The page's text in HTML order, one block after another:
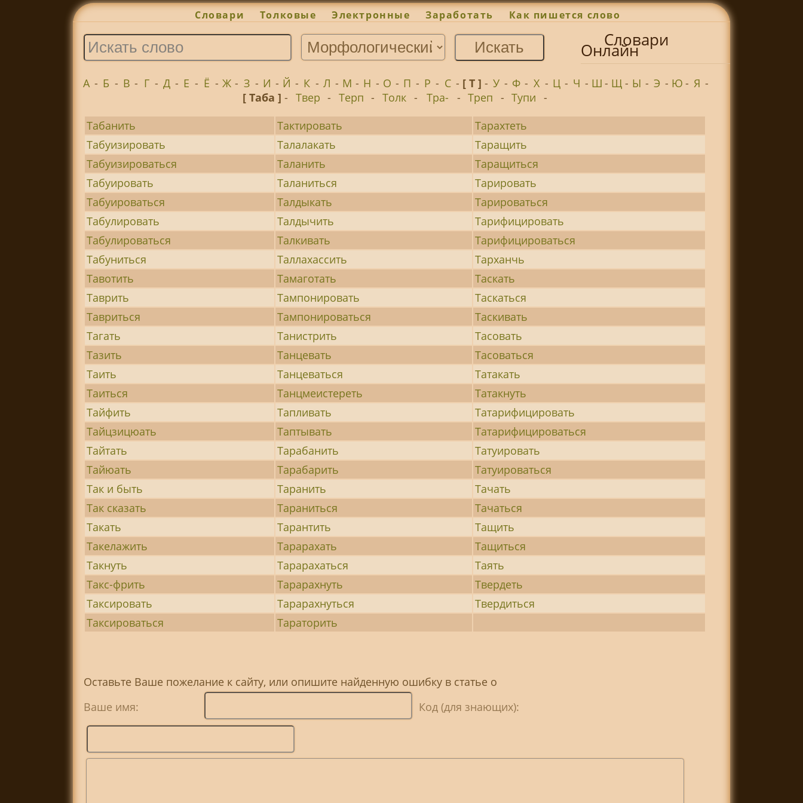
Словари Толковые Электронные Заработать Как пишется слово
Словари
Онлайн
А - Б - В - Г - Д - Е - Ё - Ж - З - И - Й - К - Л - М - Н - О - П - Р - С - [ Т ] - У - Ф - Х - Ц - Ч - Ш - Щ - Ы - Э - Ю- Я -
[ Таба ]- Твер - Терп - Толк - Тра- - Треп - Тупи -
Табанить
Тактировать
Тарахтеть
Табуизировать
Талалакать
Таращить
Табуизироваться
Таланить
Таращиться
Табуировать
Таланиться
Тарировать
Табуироваться
Талдыкать
Тарироваться
Табулировать
Талдычить
Тарифицировать
Табулироваться
Талкивать
Тарифицироваться
Табуниться
Таллахассить
Тарханчь
Тавотить
Тамаготать
Таскать
Таврить
Тампонировать
Таскаться
Тавриться
Тампонироваться
Таскивать
Тагать
Танистрить
Тасовать
Тазить
Танцевать
Тасоваться
Таить
Танцеваться
Татакать
Таиться
Танцмеистереть
Татакнуть
Тайфить
Тапливать
Татарифицировать
Тайцзицюать
Таптывать
Татарифицироваться
Тайтать
Тарабанить
Татуировать
Тайюать
Тарабарить
Татуироваться
Так и быть
Таранить
Тачать
Так сказать
Тараниться
Тачаться
Такать
Тарантить
Тащить
Такелажить
Тарарахать
Тащиться
Такнуть
Тарарахаться
Таять
Такс-фрить
Тарарахнуть
Твердеть
Таксировать
Тарарахнуться
Твердиться
Таксироваться
Тараторить
Оставьте Ваше пожелание к сайту, или опишите найденную ошибку в статье о
Ваше имя:
Код (для знающих):